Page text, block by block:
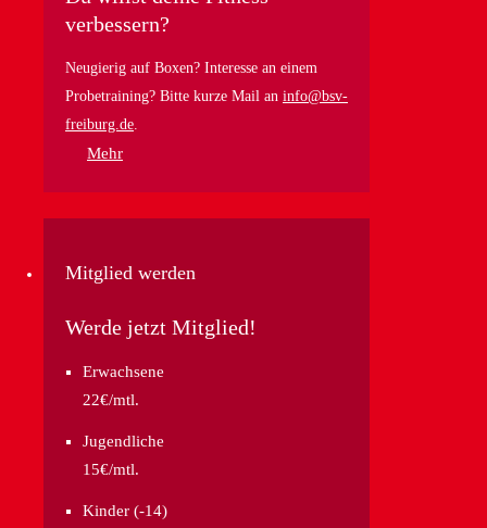
verbessern?
Neugierig auf Boxen? Interesse an einem
Probetraining? Bitte kurze Mail an info@bsv-
freiburg.de
Mehr
Mitglied werden
Werde jetzt Mitglied!
Erwachsene
22€/mtl.
Jugendliche
15€/mtl.
Kinder (-14)